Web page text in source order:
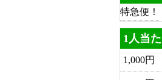
特急便！
1人当
1,000円